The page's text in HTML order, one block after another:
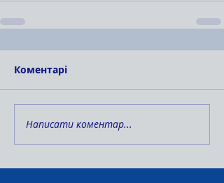
Коментарі
Написати коментар...